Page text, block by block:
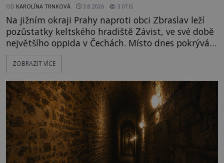
OD KAROLÍNA TRNKOVÁ 3.8.2026 3.0TIS
Na jižním okraji Prahy naproti obci Zbraslav leží
pozůstatky keltského hradiště Závist, ve své době
největšího oppida v Čechách. Místo dnes pokrývá
les, zbytky po kdysi monumentálním hradišti jsou
ale v terénu patrné stále. Co dalšího tu po Keltech
vrch Hr
ZOBRAZIT VÍCE